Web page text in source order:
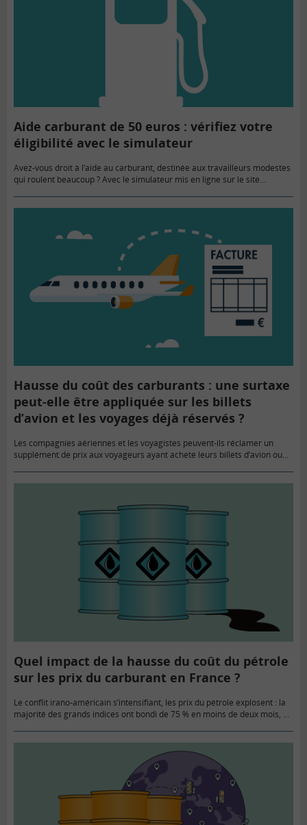
Aide carburant de 50 euros : vérifiez votre
éligibilité avec le simulateur
Avez-vous droit à l’aide au carburant, destinée aux travailleurs modestes
qui roulent beaucoup ? Avec le simulateur mis en ligne sur le site
Hausse du coût des carburants : une surtaxe
peut-elle être appliquée sur les billets
d’avion et les voyages déjà réservés ?
Les compagnies aériennes et les voyagistes peuvent-ils réclamer un
supplément de prix aux voyageurs ayant acheté leurs billets d’avion ou
Quel impact de la hausse du coût du pétrole
sur les prix du carburant en France ?
Le conflit irano-américain s’intensifiant, les prix du pétrole explosent : la
majorité des grands indices ont bondi de 75 % en moins de deux mois, et